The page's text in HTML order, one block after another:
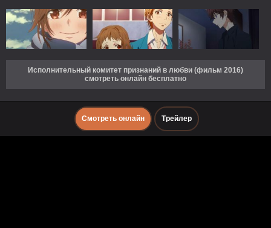
Исполнительный комитет признаний в любви (фильм 2016)
смотреть онлайн бесплатно
Смотреть онлайн Трейлер